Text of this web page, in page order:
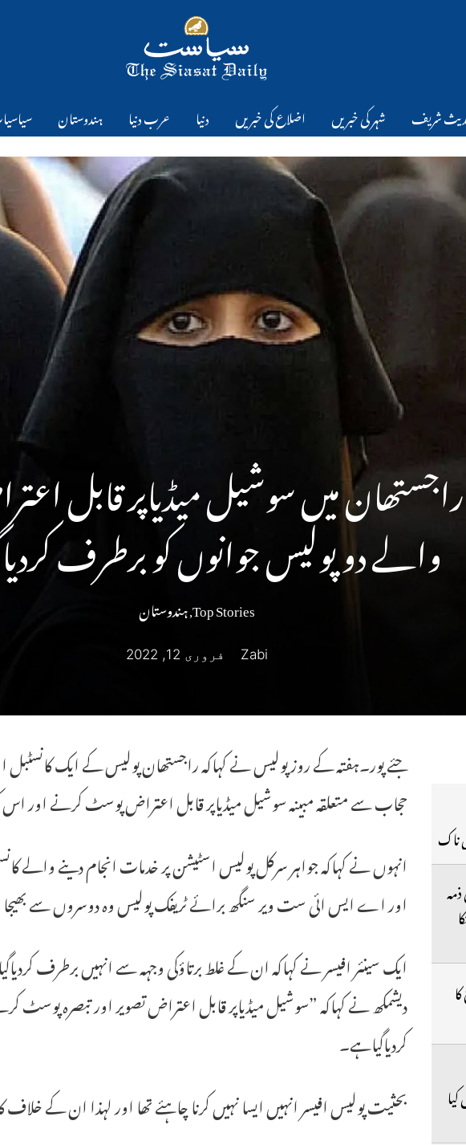
شریف شہر کی خبریں اضلاع کی خبریں دنیا عرب دنیا ہندوستان
میں سوشیل میڈیاپر قابل
والے دو پولیس جوانوں کو برطرف
Top Stories
,ہندوستان
Zabi فروری 12, 2022
جئے پور۔ہفتہ کے روز پولیس نے کہاکہ راجستھان پولیس کے ایک
حجاب سے متعلقہ مبینہ سوشیل میڈیاپر قابل اعتراض پوسٹ کرنے اور اس
انہوں نے کہاکہ جواہر سرکل پولیس اسٹیشن پر خدمات انجام دینے والے
اور اے ایس ائی ست ویر سنگھ برائے ٹریفک پولیس وہ دوسروں سے
ایک سینئر افیسر نے کہاکہ ان کے غلط برتاؤکی وجہہ سے انہیں برطرف
دیشمکھ نے کہاکہ ”سوشیل میڈیاپر قابل اعتراض تصویر اور تبصرہ پوسٹ
کردیاگیاہے۔
بحثیت پولیس افیسر انہیں ایسا نہیں کرنا چاہئے تھا اور لہذا ان کے
ناک